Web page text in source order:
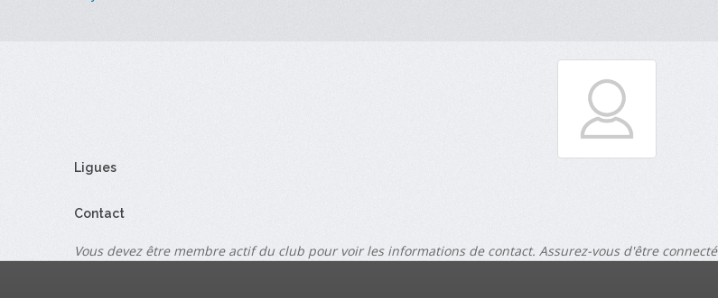
Ligues
Contact
Vous devez être membre actif du club pour voir les informations de contact. Assurez-vous d'être